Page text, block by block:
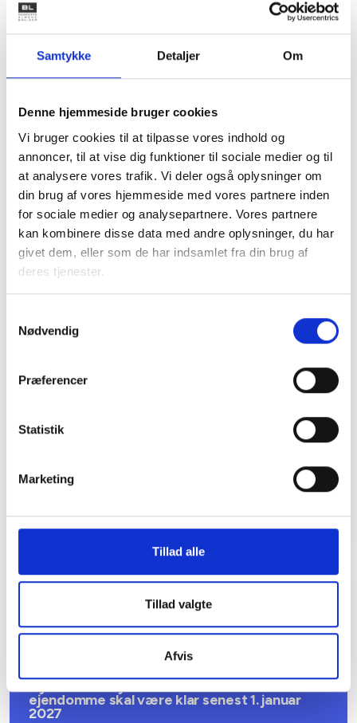
Samtykke Detaljer Om
Denne hjemmeside bruger cookies
Vi bruger cookies til at tilpasse vores indhold og
annoncer, til at vise dig funktioner til sociale medier og til
at analysere vores trafik. Vi deler også oplysninger om
din brug af vores hjemmeside med vores partnere inden
for sociale medier og analysepartnere. Vores partnere
kan kombinere disse data med andre oplysninger, du har
givet dem, eller som de har indsamlet fra din brug af
deres tjenester.
Nødvendig
Præferencer
Statistik
Marketing
Tillad alle
Tillad valgte
Afvis
Hvis det som forventet ender med at dansk lovgivning
bliver justeret i overensstemmelse med EU-dommene og
fra SKAT om momsfritagelse på administration. De
boligorganisationer, som har fået et bindende
administration i tilsagnets 5-års periode.
Alle boligorganisationer med egen administration er
uberørte af denne sag.
Venlig hilsen
Bent Madsen / Bjarne Zetterström
Kontakt
ejendomme skal være klar senest 1. januar
2027